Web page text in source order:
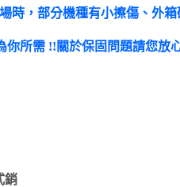
，部分機種有小擦傷、外
所需 !!關於保固問題請您放
銷